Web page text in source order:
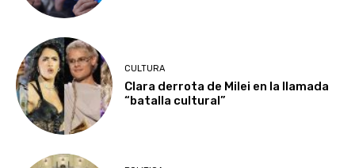
CULTURA
Clara derrota de Milei en la llamada
“batalla cultural”